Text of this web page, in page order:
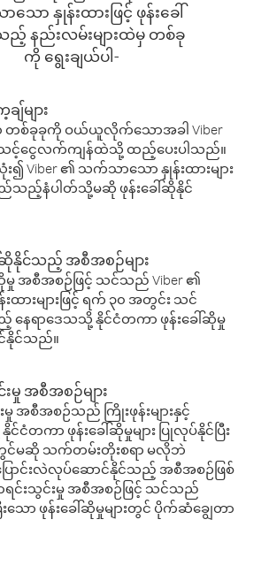
ော နှုန်းထားဖြင့် ဖုန်းခေါ်
နည်းလမ်းများထဲမှ တစ်ခု
ကို ရွေးချယ်ပါ-
များ
တစ်ခုခုကို ဝယ်ယူလိုက်သောအခါ Viber
သင့်ငွေလက်ကျန်ထဲသို့ ထည့်ပေးပါသည်။
Viber ၏ သက်သာသော နှုန်းထားများ
မည်သည့်နံပါတ်သို့မဆို ဖုန်းခေါ်ဆိုနိုင်
ဆိုနိုင်သည့် အစီအစဉ်များ
မှု အစီအစဉ်ဖြင့် သင်သည် Viber ၏
ားများဖြင့် ရက် ၃၀ အတွင်း သင်
ေရာဒေသသို့ နိုင်ငံတကာ ဖုန်းခေါ်ဆိုမှု
နိုင်သည်။
မှု အစီအစဉ်များ
အစီအစဉ်သည် ကြိုးဖုန်းများနှင့်
င်ငံတကာ ဖုန်းခေါ်ဆိုမှုများ ပြုလုပ်နိုင်ပြီး
မဆို သက်တမ်းတိုးစရာ မလိုဘဲ
ောင်းလဲလုပ်ဆောင်နိုင်သည့် အစီအစဉ်ဖြစ်
ရင်းသွင်းမှု အစီအစဉ်ဖြင့် သင်သည်
သော ဖုန်းခေါ်ဆိုမှုများတွင် ပိုက်ဆံချွေတာ